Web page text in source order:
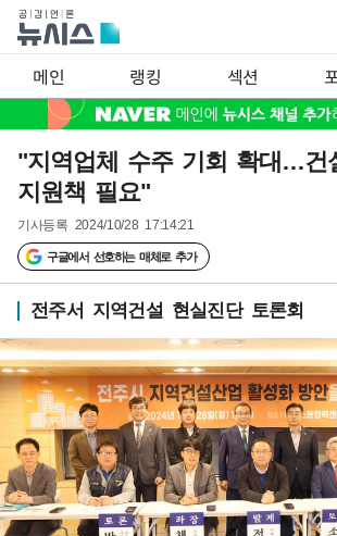
메인 랭킹 섹션
"지역업체 수주 기회 확대…건
지원책 필요"
기사등록 2024/10/28 17:14:21
구글에서 선호하는 매체로 추가
전주서 지역건설 현실진단 토론회